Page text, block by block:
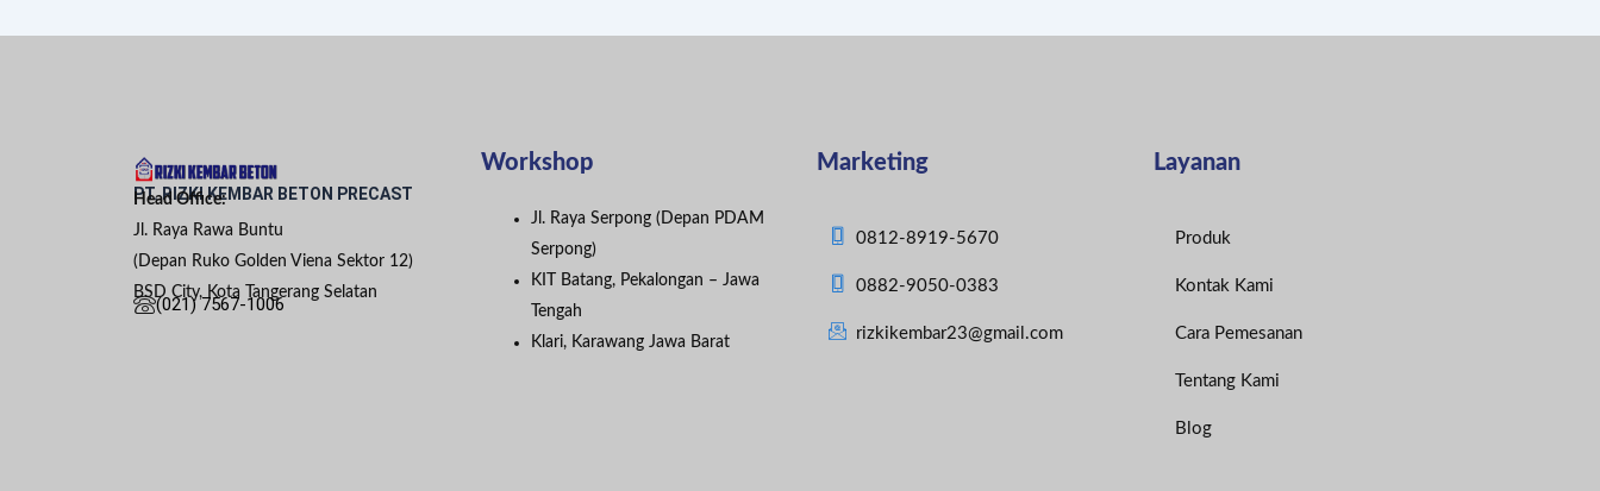
PT. RIZKI KEMBAR BETON PRECAST
Head Office:
Jl. Raya Rawa Buntu
(Depan Ruko Golden Viena Sektor 12)
BSD City, Kota Tangerang Selatan
(021) 7567-1006
Workshop
Jl. Raya Serpong (Depan PDAM
Serpong)
KIT Batang, Pekalongan – Jawa
Tengah
Klari, Karawang Jawa Barat
Marketing
0812-8919-5670
0882-9050-0383
rizkikembar23@gmail.com
Layanan
Produk
Kontak Kami
Cara Pemesanan
Tentang Kami
Blog